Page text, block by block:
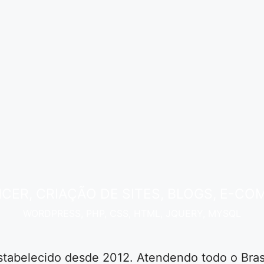
desde 2012. Atendendo todo o